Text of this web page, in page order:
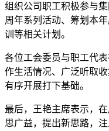
组织公司职工积极参与
周年系列活动、筹划本
训等相关计划。
各位工会委员与职工代
作生活情况、广泛听取
有序开展打下基础。
最后，王艳主席表示，
思广益，提出新思路，